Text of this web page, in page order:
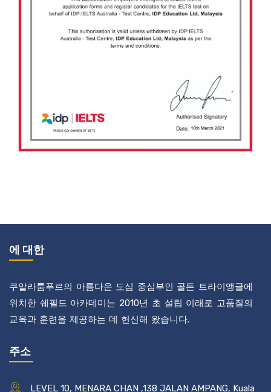
에 대한
쿠알라룸푸르의 아름다운 도심 중심부인 골든 트라이앵글에
위치한 쉐필드 아카데미는 2010년 초 설립 이래로 고품질의
교육과 훈련을 제공하는 데 헌신해 왔습니다.
주소
LEVEL 10, MENARA CHAN ,138 JALAN AMPANG, Kuala